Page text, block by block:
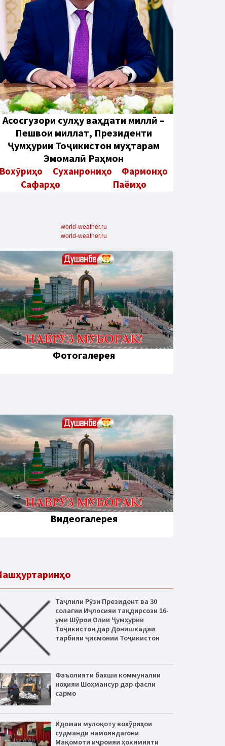
Aсосгузори сулҳу ваҳдати миллӣ –
Пешвои миллат, Президенти
Ҷумҳурии Тоҷикистон муҳтарам
Эмомалӣ Раҳмон
Вохӯриҳо Суханрониҳо
Фармонҳо
Сафарҳо
Паёмҳо
world-weather.ru
world-weather.ru
Фотогалерея
Видеогалерея
Таҷлили Рӯзи Президент ва 30
солагии Иҷлосияи тақдирсози 16-
уми Шӯрои Олии Ҷумҳурии
Тоҷикистон дар Донишкадаи
тарбияи ҷисмонии Тоҷикистон
Фаъолияти бахши коммуналии
ноҳияи Шоҳмансур дар фасли
сармо
Идомаи мулоқоту вохӯриҳои
судманди намояндагони
Мақомоти иҷроияи ҳокимияти